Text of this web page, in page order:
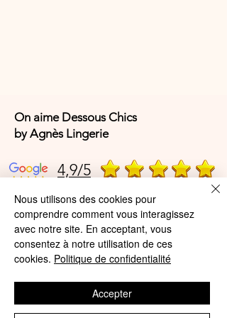
On aime Dessous Chics
by Agnès Lingerie
4,9/5
4,9/5
A propos de nous
Nous utilisons des cookies pour
comprendre comment vous interagissez
avec notre site. En acceptant, vous
consentez à notre utilisation de ces
cookies. Politique de confidentialité
Accepter